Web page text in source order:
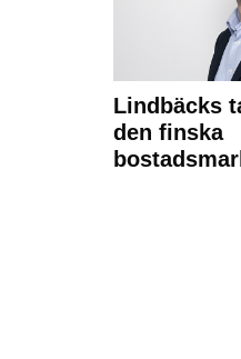
Lindbäcks
den finska